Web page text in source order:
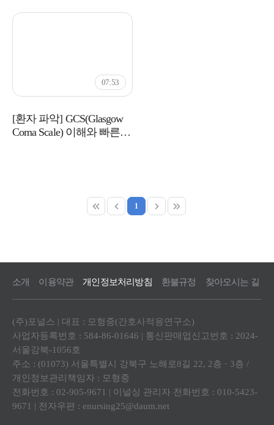
07:53
[환자 파악] GCS(Glasgow
Coma Scale) 이해와 빠른
1
소개 이용약관 개인정보처리방침 환불규정 찾아오시는 길
(주)포널스 | 대표 : 모형중(간호사적응연구소)
사업자등록번호 : 584-86-01646 | 통신판매업신고번호 : 2024-
서울강북-1056호
주소 : (01073) 서울특별시 강북구 노해로8길 22, 2층 · 3층 /
개인정보관리책임자 : 모형중
전화번호 : 02-905-9671 | 이널싱 관리자 전화번호 : 010-5423-
9671 | 전자우편 : enursing25@daum.net